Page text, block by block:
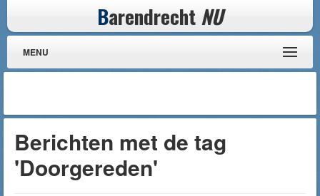
Barendrecht NU
MENU
Berichten met de tag
'Doorgereden'